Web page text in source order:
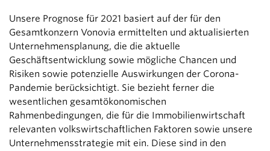
Unsere Prognose für 2021 basiert auf der für den
Gesamtkonzern Vonovia ermittelten und aktualisierten
Unternehmensplanung, die die aktuelle
Geschäftsentwicklung sowie mögliche Chancen und
Risiken sowie potenzielle Auswirkungen der Corona-
Pandemie berücksichtigt. Sie bezieht ferner die
wesentlichen gesamtökonomischen
Rahmenbedingungen, die für die Immobilienwirtschaft
relevanten volkswirtschaftlichen Faktoren sowie unsere
Unternehmensstrategie mit ein. Diese sind in den